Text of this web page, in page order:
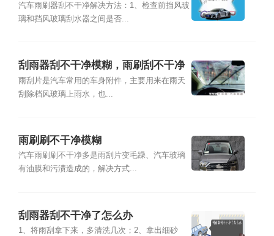
汽车雨刷器刮不干净解决方法：1、检查前挡风玻
璃和挡风玻璃刮水器之间是否...
刮雨器刮不干净模糊，雨刷刮不干净
怎么办
雨刮片是汽车常用的车身附件，主要用来在雨天
刮除档风玻璃上雨水，也...
雨刷刷不干净模糊
汽车雨刷刷不干净多是雨刮片变毛躁、汽车玻璃
有油膜和污渍造成的，解决方式...
刮雨器刮不干净了怎么办
1、将雨刮拿下来，多清洗几次；2、拿出细砂